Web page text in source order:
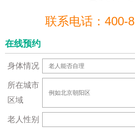
联系电话：400-
在线预约
身体情况
所在城市
区域
老人性别